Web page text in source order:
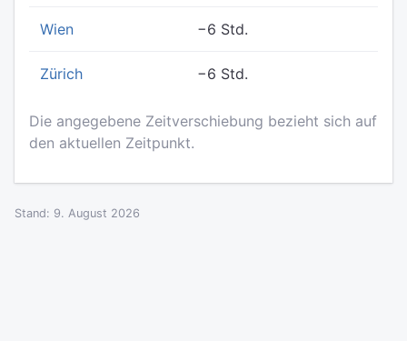
Wien −6 Std.
Zürich −6 Std.
Die angegebene Zeitverschiebung bezieht sich auf
den aktuellen Zeitpunkt.
Stand: 9. August 2026